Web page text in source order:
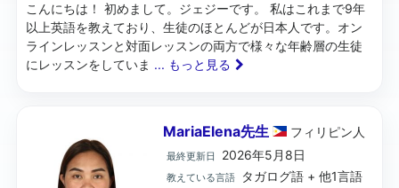
こんにちは！ 初めまして。ジェジーです。 私はこれまで9年
以上英語を教えており、生徒のほとんどが日本人です。オン
ラインレッスンと対面レッスンの両方で様々な年齢層の生徒
にレッスンをしていま ... もっと見る
MariaElena先生 フィリピン 人
最終更新日 2026年5月8日
教えている言語 タガログ語 + 他1言語